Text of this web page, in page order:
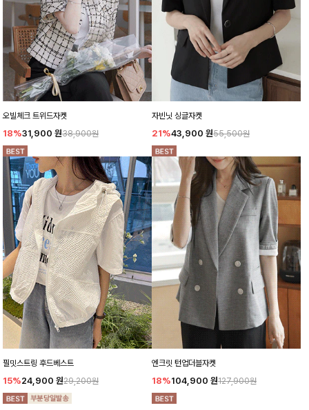
오빌체크 트위드자켓
18%31,900 원38,900원
자빈닛 싱글자켓
21%43,900 원55,500원
필밋스트링 후드베스트
15%24,900 원29,200원
엔크릿 턴업더블자켓
18%104,900 원127,900원